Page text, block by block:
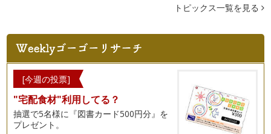
ひと手間のしあわせ
風薫る５月。草木の芽もぐんぐん伸びて、こもれびで若葉たち
が輝いています。端午の節句や母の日…
花でおしゃべりしてみましょ♪
５月は花の月。 花は鮮やかな色で美しく咲き、葉っぱはおひ
トピックス一覧を見る
[今週の投票]
"宅配食材"利用してる？
抽選で5名様に『図書カード500円分』を
プレゼント。